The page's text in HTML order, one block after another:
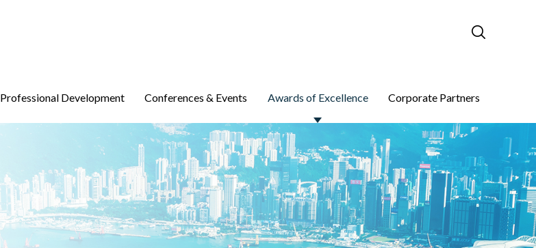
Professional Development Conferences & Events Awards of Excellence Corporate Partners